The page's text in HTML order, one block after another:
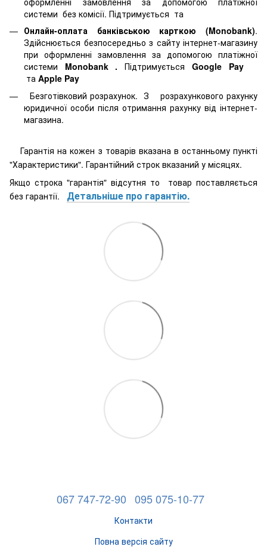
системи без комісії. Підтримується та
Онлайн-оплата банківською карткою (Monobank).
Здійснюється безпосередньо з сайту інтернет-магазину
при оформленні замовлення за допомогою платіжної
системи Monobank .Підтримується Google Pay
та Apple Pay
Безготівковий розрахунок. З розрахункового рахунку
юридичної особи після отримання рахунку від інтернет-
магазина.
Гарантія на кожен з товарів вказана в останньому пункті
"Характеристики". Гарантійний строк вказаний у місяцях.
Якщо строка "гарантія" відсутня то товар поставляється
без гарантії. Детальніше про гарантію.
067 747-72-90 095 075-10-77
Контакти
Повна версія сайту